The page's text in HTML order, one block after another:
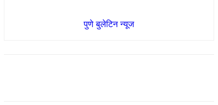
पुणे बुलेटिन न्यूज